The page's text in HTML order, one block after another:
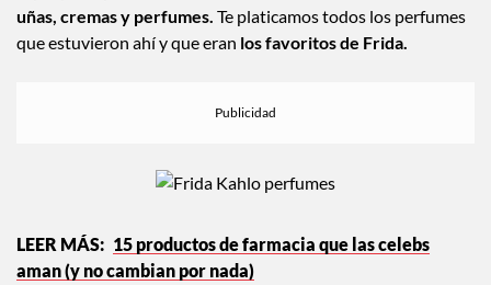
ropa que le pertenecieron. Entre ellos habíaesmaltes de
uñas, cremas y perfumes.Te platicamos todos los perfumes
15 productos de farmacia que las celebs